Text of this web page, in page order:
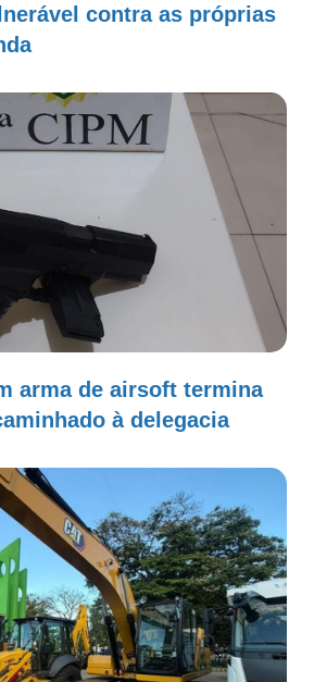
contra as próprias
arma de airsoft termina
à delegacia